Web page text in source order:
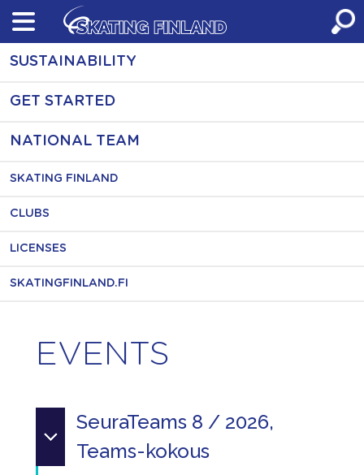
Skip
content
SUSTAINABILITY
GET STARTED
NATIONAL TEAM
SKATING FINLAND
CLUBS
LICENSES
SKATINGFINLAND.FI
EVENTS
SeuraTeams 8 / 2026,
Teams-kokous